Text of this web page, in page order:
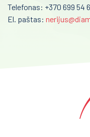
Kardiologija
Psichiatrija
Kraujo komponentų
Kraujo filtravimo
Telefonas: +370 699 54
El. paštas: